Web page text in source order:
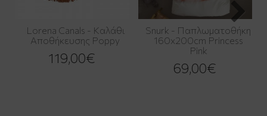
Lorena Canals - Καλάθι
Αποθήκευσης Poppy
119,00€
Snurk - Παπλωματοθήκη
160x200cm Princess
Pink
69,00€